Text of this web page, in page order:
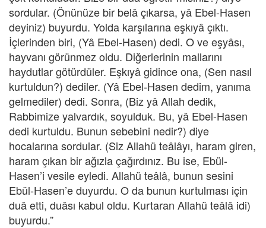
sordular. (Önünüze bir belâ çıkarsa, yâ Ebel-Hasen
deyiniz) buyurdu. Yolda karşılarına eşkıyâ çıktı.
İçlerinden biri, (Yâ Ebel-Hasen) dedi. O ve eşyâsı,
hayvanı görünmez oldu. Diğerlerinin mallarını
haydutlar götürdüler. Eşkıyâ gidince ona, (Sen nasıl
kurtuldun?) dediler. (Yâ Ebel-Hasen dedim, yanıma
gelmediler) dedi. Sonra, (Biz yâ Allah dedik,
Rabbimize yalvardık, soyulduk. Bu, yâ Ebel-Hasen
dedi kurtuldu. Bunun sebebini nedir?) diye
hocalarına sordular. (Siz Allahü teâlâyı, haram giren,
haram çıkan bir ağızla çağırdınız. Bu ise, Ebül-
Hasen’i vesile eyledi. Allahü teâlâ, bunun sesini
Ebül-Hasen’e duyurdu. O da bunun kurtulması için
duâ etti, duâsı kabul oldu. Kurtaran Allahü teâlâ idi)
buyurdu.”